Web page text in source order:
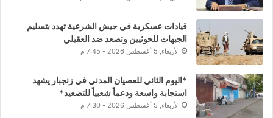
قيادات عسكرية في جيش الشرعية تهدد بتسليم
الجبهات للحوثيين وتصعد ضد العقيلي
الأربعاء, 5 أغسطس 2026 - 7:45 م
*اليوم الثاني للعصيان المدني في زنجبار يشهد
استجابة واسعة ودعماً شعبياً للتصعيد*
الأربعاء, 5 أغسطس 2026 - 7:30 م